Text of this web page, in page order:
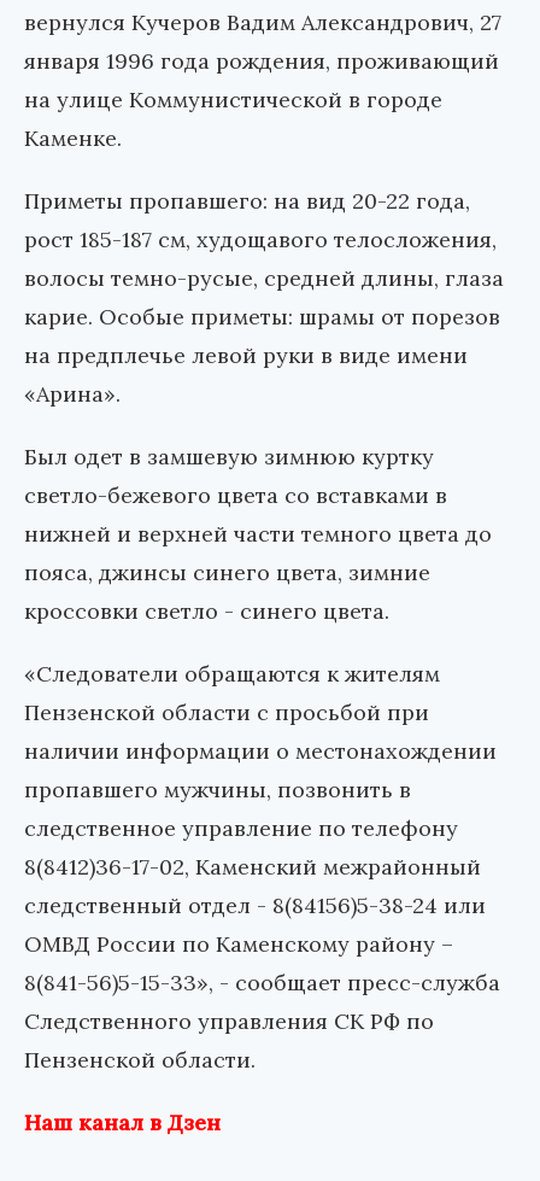
вернулся Кучеров Вадим Александрович, 27
января 1996 года рождения, проживающий
на улице Коммунистической в городе
Каменке.
Приметы пропавшего: на вид 20-22 года,
рост 185-187 см, худощавого телосложения,
волосы темно-русые, средней длины, глаза
карие. Особые приметы: шрамы от порезов
на предплечье левой руки в виде имени
«Арина».
Был одет в замшевую зимнюю куртку
светло-бежевого цвета со вставками в
нижней и верхней части темного цвета до
пояса, джинсы синего цвета, зимние
кроссовки светло - синего цвета.
«Следователи обращаются к жителям
Пензенской области с просьбой при
наличии информации о местонахождении
пропавшего мужчины, позвонить в
следственное управление по телефону
8(8412)36-17-02, Каменский межрайонный
следственный отдел - 8(84156)5-38-24 или
ОМВД России по Каменскому району –
8(841-56)5-15-33», - сообщает пресс-служба
Следственного управления СК РФ по
Пензенской области.
Наш канал в Дзен